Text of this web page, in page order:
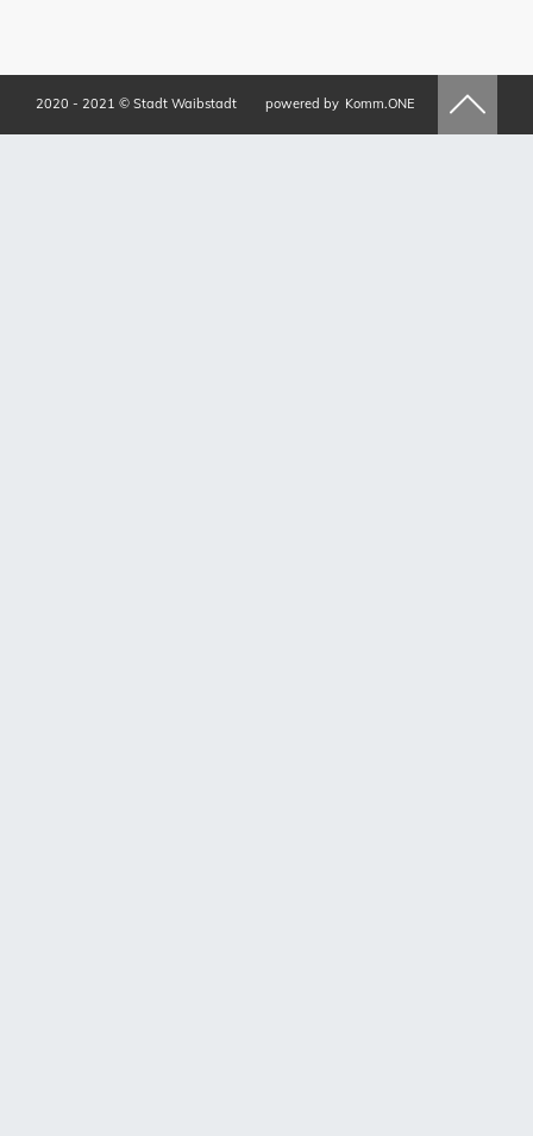
2020 - 2021 © Stadt Waibstadt powered by Komm.ONE